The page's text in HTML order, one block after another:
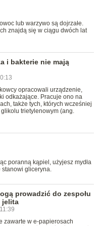
lub warzywo są dojrzałe.
znajdą się w ciągu dwóch lat
i bakterie nie mają
opracowali urządzenie,
odkażające. Pracuje ono na
także tych, których wcześniej
trietylenowym (ang.
poranną kąpiel, użyjesz mydła
stanowi gliceryna.
prowadzić do zespołu
jelita
zawarte w e-papierosach